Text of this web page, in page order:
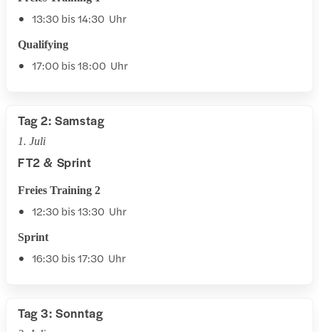
13:30 bis 14:30 Uhr
Qualifying
17:00 bis 18:00 Uhr
Tag 2: Samstag
1. Juli
FT2 & Sprint
Freies Training 2
12:30 bis 13:30 Uhr
Sprint
16:30 bis 17:30 Uhr
Tag 3: Sonntag